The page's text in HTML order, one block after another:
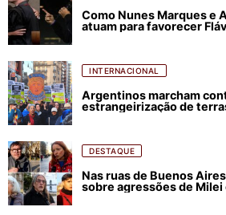
Como Nunes Marques e
atuam para favorecer
INTERNACIONAL
Argentinos marcham
estrangeirização de
DESTAQUE
Nas ruas de Buenos
sobre agressões de Milei